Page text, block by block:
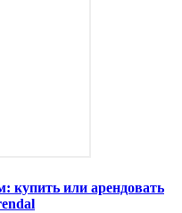
купить или арендовать